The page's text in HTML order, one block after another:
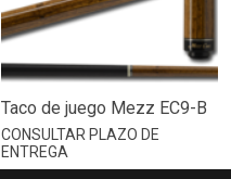
Taco de juego Mezz EC9-B
CONSULTAR PLAZO DE
ENTREGA